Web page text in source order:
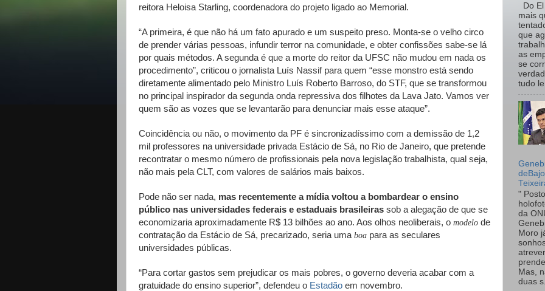
reitora Heloisa Starling, coordenadora do projeto ligado ao Memorial.
“A primeira, é que não há um fato apurado e um suspeito preso. Monta-se o velho circo
de prender várias pessoas, infundir terror na comunidade, e obter confissões sabe-se lá
por quais métodos. A segunda é que a morte do reitor da UFSC não mudou em nada os
procedimento”, criticou o jornalista Luís Nassif para quem “esse monstro está sendo
diretamente alimentado pelo Ministro Luís Roberto Barroso, do STF, que se transformou
no principal inspirador da segunda onda repressiva dos filhotes da Lava Jato. Vamos ver
quem são as vozes que se levantarão para denunciar mais esse ataque”.
Coincidência ou não, o movimento da PF é sincronizadíssimo com a demissão de 1,2
mil professores na universidade privada Estácio de Sá, no Rio de Janeiro, que pretende
recontratar o mesmo número de profissionais pela nova legislação trabalhista, qual seja,
não mais pela CLT, com valores de salários mais baixos.
Pode não ser nada, mas recentemente a mídia voltou a bombardear o ensino
público nas universidades federais e estaduais brasileiras sob a alegação de que se
economizaria aproximadamente R$ 13 bilhões ao ano. Aos olhos neoliberais, o modelo de
contratação da Estácio de Sá, precarizado, seria uma boa para as seculares
universidades públicas.
“Para cortar gastos sem prejudicar os mais pobres, o governo deveria acabar com a
gratuidade do ensino superior”, defendeu o Estadão em novembro.
Do
mais
que
as
se
tudo
"
da
Moro
Mas,
duas